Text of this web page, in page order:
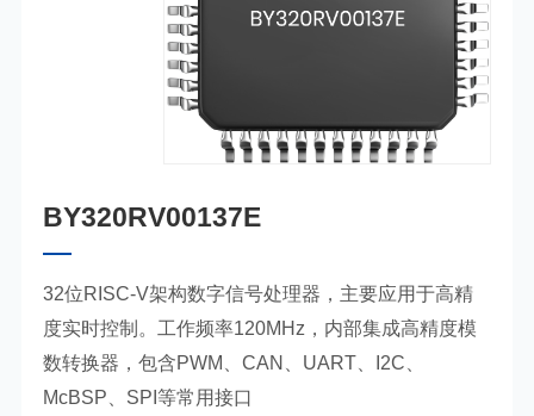
BY320RV00137E
32位RISC-V架构数字信号处理器，主要应用于高精
度实时控制。工作频率120MHz，内部集成高精度模
数转换器，包含PWM、CAN、UART、I2C、
McBSP、SPI等常用接口